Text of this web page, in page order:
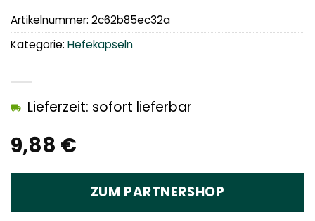
9,88 €
Lieferzeit: sofort lieferbar
ZUM PARTNERSHOP
Artikelnummer: 2c62b85ec32a
Kategorie: Hefekapseln